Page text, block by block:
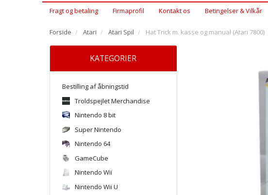
Fragt og betaling Firmaprofil Kontakt os Betingelser & Vilkår
Forside Atari Atari Spil Hat Trick m. kasse og manual (Atari 7800)
KATEGORIER
Bestilling af åbningstid
Troldspejlet Merchandise
Nintendo 8 bit
Super Nintendo
Nintendo 64
GameCube
Nintendo Wii
Nintendo Wii U